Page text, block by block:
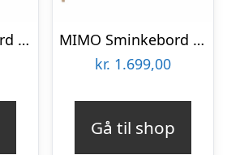
MIMO Sminkebord med spejl – 85×35 cm sorte ben / grafit
MIMO Sminkebord med spejl 85x35cm Antik pink
kr. 1.699,00
Gå til shop